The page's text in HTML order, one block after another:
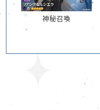
神秘召喚